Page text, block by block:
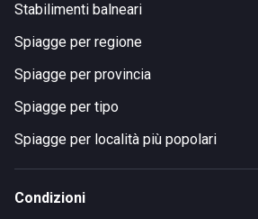
Stabilimenti balneari
Spiagge per regione
Spiagge per provincia
Spiagge per tipo
Spiagge per località più popolari
Condizioni